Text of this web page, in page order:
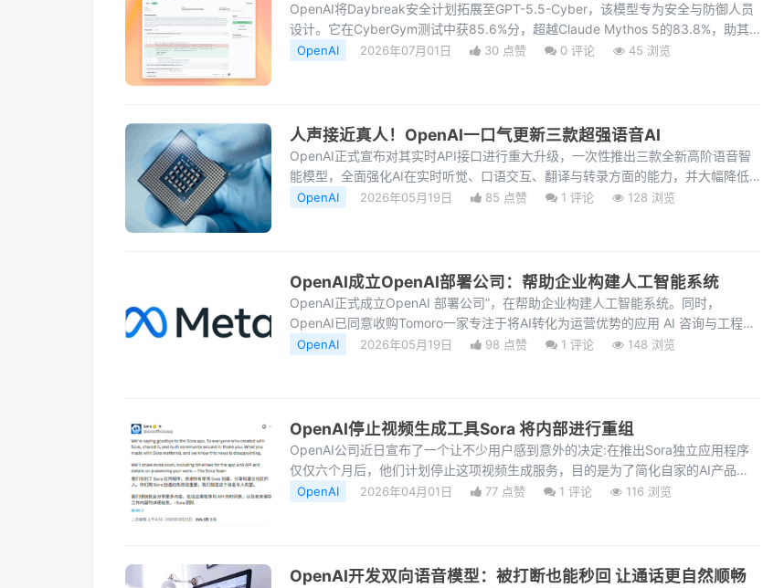
OpenAI将Daybreak安全计划拓展至GPT-5.5-Cyber，该模型专为安全与防御人员
设计。它在CyberGym测试中获85.6%分，超越Claude Mythos 5的83.8%，助其
重夺榜首。该AI不仅能识别
OpenAI 2026年07月01日 30 点赞 0 评论 45 浏览
人声接近真人！OpenAI一口气更新三款超强语音AI
OpenAI正式宣布对其实时API接口进行重大升级，一次性推出三款全新高阶语音智
能模型，全面强化AI在实时听觉、口语交互、翻译与转录方面的能力，并大幅降低
企业开发智能语音应
OpenAI 2026年05月19日 85 点赞 1 评论 128 浏览
OpenAI成立OpenAI部署公司：帮助企业构建人工智能系统
OpenAI正式成立OpenAI 部署公司”，在帮助企业构建人工智能系统。同时，
OpenAI已同意收购Tomoro一家专注于将AI转化为运营优势的应用 AI 咨询与工程公
司。新成立的部署公司由
OpenAI 2026年05月19日 98 点赞 1 评论 148 浏览
OpenAI停止视频生成工具Sora 将内部进行重组
OpenAI公司近日宣布了一个让不少用户感到意外的决定:在推出Sora独立应用程序
仅仅六个月后，他们计划停止这项视频生成服务，目的是为了简化自家的AI产品
线。按照官方给出的说
OpenAI 2026年04月01日 77 点赞 1 评论 116 浏览
OpenAI开发双向语音模型：被打断也能秒回 让通话更自然顺畅